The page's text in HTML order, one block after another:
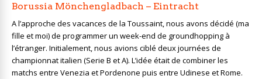
Borussia Mönchengladbach – Eintracht
A l’approche des vacances de la Toussaint, nous avons décidé (ma
fille et moi) de programmer un week-end de groundhopping à
l’étranger. Initialement, nous avions ciblé deux journées de
championnat italien (Serie B et A). L’idée était de combiner les
matchs entre Venezia et Pordenone puis entre Udinese et Rome.